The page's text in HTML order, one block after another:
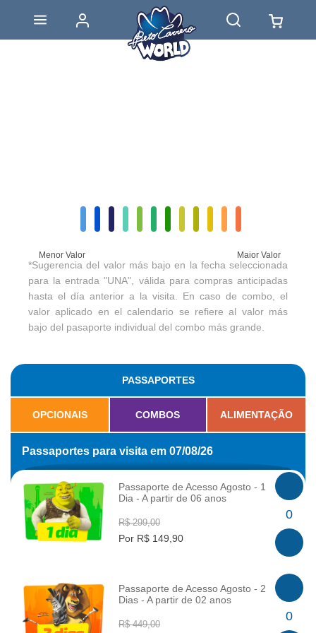
Menor Valor Maior Valor
*Sugerencia del valor más bajo en la fecha seleccionada
para la entrada "UNA", válida para compras anticipadas
hasta el día anterior a la visita. En caso de combo, el
valor aplicado en el calendario se refiere al valor más
bajo del pasaporte individual del combo más grande.
PASSAPORTES
OPCIONAIS COMBOS ALIMENTAÇÃO
Passaportes para visita em 07/08/26
INFO
Passaporte de Acesso Agosto - 1
Dia - A partir de 06 anos
R$ 299,00
Por R$ 149,90
0
INFO
Passaporte de Acesso Agosto - 2
Dias - A partir de 02 anos
R$ 449,00
0